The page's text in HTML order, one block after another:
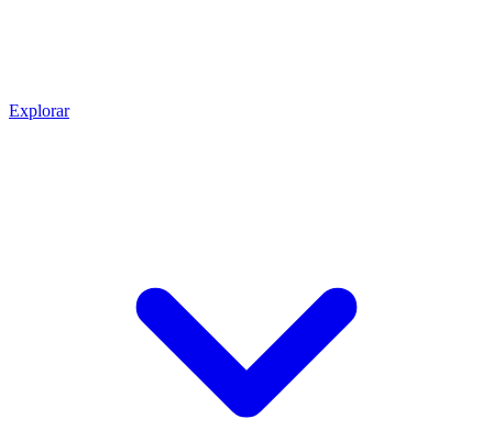
Explorar